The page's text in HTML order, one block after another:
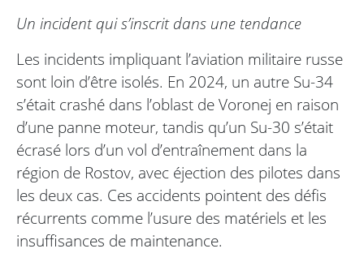
Un incident qui s’inscrit dans une tendance
Les incidents impliquant l’aviation militaire russe
sont loin d’être isolés. En 2024, un autre Su-34
s’était crashé dans l’oblast de Voronej en raison
d’une panne moteur, tandis qu’un Su-30 s’était
écrasé lors d’un vol d’entraînement dans la
région de Rostov, avec éjection des pilotes dans
les deux cas. Ces accidents pointent des défis
récurrents comme l’usure des matériels et les
insuffisances de maintenance.